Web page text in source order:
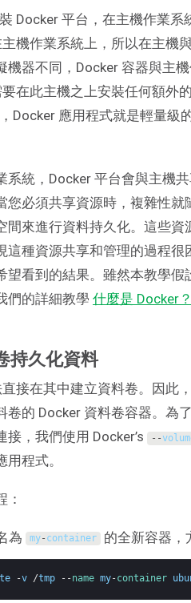
Docker 平台，在主機作業系
機作業系統上，所以在主機
機器不同，Docker 容器與主
在此主機之上安裝任何額外
Docker 應用程式就是輕量級
系統，Docker 平台會與主機
您必須共享資源時，複雜性就
間來進行資料持久化。這些資
這種資源共享和管理的過程很
望看到的結果。雖然本教學假
們的詳細教學 什麼是 Docker
持久化資料
接在其中建立資料卷。因此
卷的 Docker 資料卷容器。為
，我們使用 Docker’s
--
程式。
：
為 my- container 的全新容器，
-v /tmp --name my-container